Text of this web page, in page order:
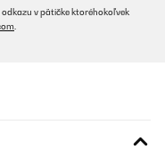
v pätičke ktoréhokoľvek
.